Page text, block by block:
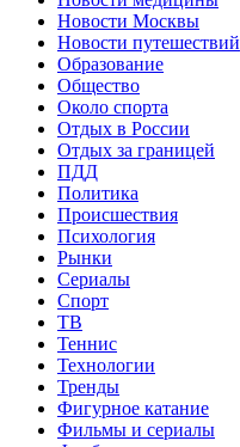
Новости Москвы
Новости путешествий
Образование
Общество
Около спорта
Отдых в России
Отдых за границей
ПДД
Политика
Происшествия
Психология
Рынки
Сериалы
Спорт
ТВ
Теннис
Технологии
Тренды
Фигурное катание
Фильмы и сериалы